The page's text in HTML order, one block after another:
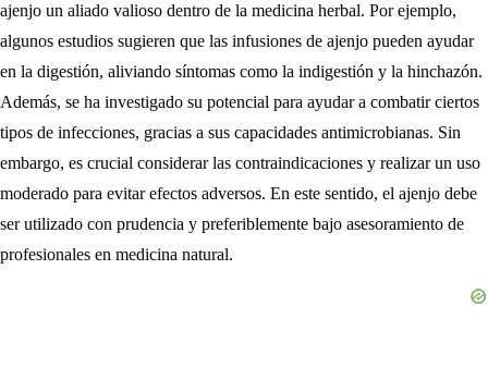
ajenjo un aliado valioso dentro de la medicina herbal. Por ejemplo,
algunos estudios sugieren que las infusiones de ajenjo pueden ayudar
en la digestión, aliviando síntomas como la indigestión y la hinchazón.
Además, se ha investigado su potencial para ayudar a combatir ciertos
tipos de infecciones, gracias a sus capacidades antimicrobianas. Sin
embargo, es crucial considerar las contraindicaciones y realizar un uso
moderado para evitar efectos adversos. En este sentido, el ajenjo debe
ser utilizado con prudencia y preferiblemente bajo asesoramiento de
profesionales en medicina natural.